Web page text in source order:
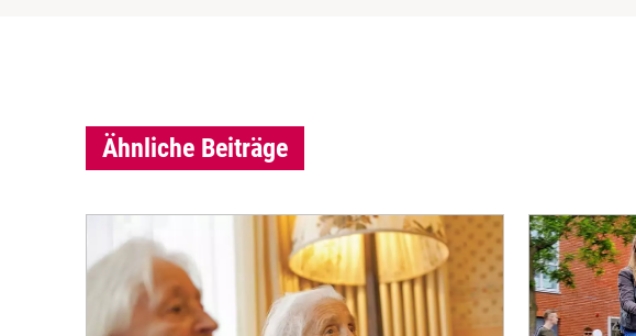
Ähnliche Beiträge